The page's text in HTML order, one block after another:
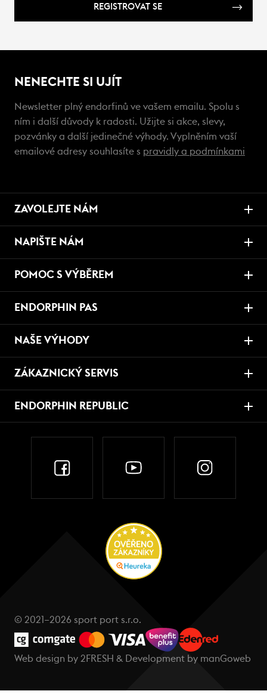
REGISTROVAT SE
NENECHTE SI UJÍT
Newsletter plný endorfinů ve vašem emailu. Spolu s
ním i další důvody k radosti. Užijte si akce, slevy,
pozvánky a další jedinečné výhody. Vyplněním vaší
emailové adresy souhlasíte s pravidly a podmínkami
ZAVOLEJTE NÁM
NAPIŠTE NÁM
POMOC S VÝBĚREM
ENDORPHIN PAS
NAŠE VÝHODY
ZÁKAZNICKÝ SERVIS
ENDORPHIN REPUBLIC
© 2021–2026 sport port s.r.o.
Web design by 2FRESH & Development by manGoweb